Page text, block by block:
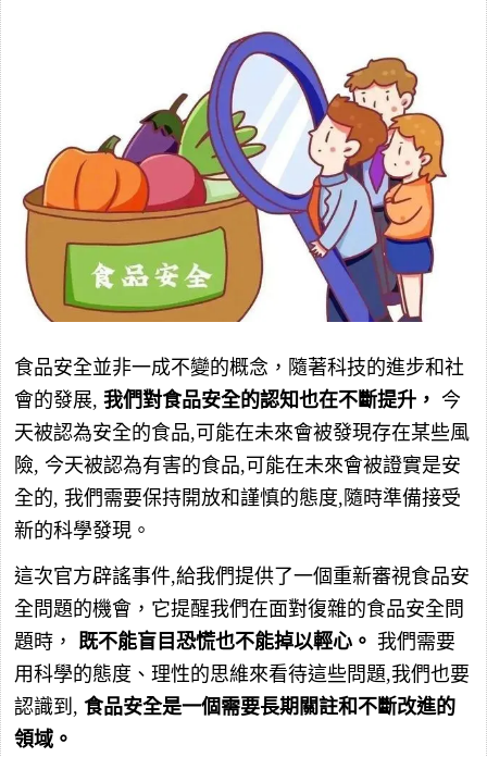
食品安全並非一成不變的概念，隨著科技的進步和社
會的發展, 我們對食品安全的認知也在不斷提升， 今
天被認為安全的食品,可能在未來會被發現存在某些風
險, 今天被認為有害的食品,可能在未來會被證實是安
全的, 我們需要保持開放和謹慎的態度,隨時準備接受
新的科學發現。
這次官方辟謠事件,給我們提供了一個重新審視食品安
全問題的機會，它提醒我們在面對復雜的食品安全問
題時， 既不能盲目恐慌也不能掉以輕心。 我們需要
用科學的態度、理性的思維來看待這些問題,我們也要
認識到, 食品安全是一個需要長期關註和不斷改進的
領域。